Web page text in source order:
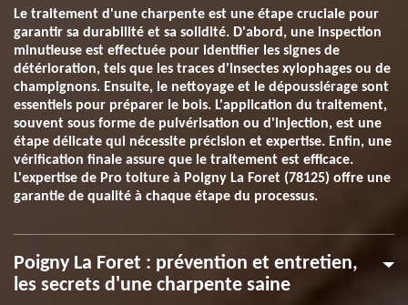
Le traitement d'une charpente est une étape cruciale pour
garantir sa durabilité et sa solidité. D'abord, une inspection
minutieuse est effectuée pour identifier les signes de
détérioration, tels que les traces d'insectes xylophages ou de
champignons. Ensuite, le nettoyage et le dépoussiérage sont
essentiels pour préparer le bois. L'application du traitement,
souvent sous forme de pulvérisation ou d'injection, est une
étape délicate qui nécessite précision et expertise. Enfin, une
vérification finale assure que le traitement est efficace.
L'expertise de Pro toiture à Poigny La Foret (78125) offre une
garantie de qualité à chaque étape du processus.
Poigny La Foret : prévention et entretien,
les secrets d'une charpente saine